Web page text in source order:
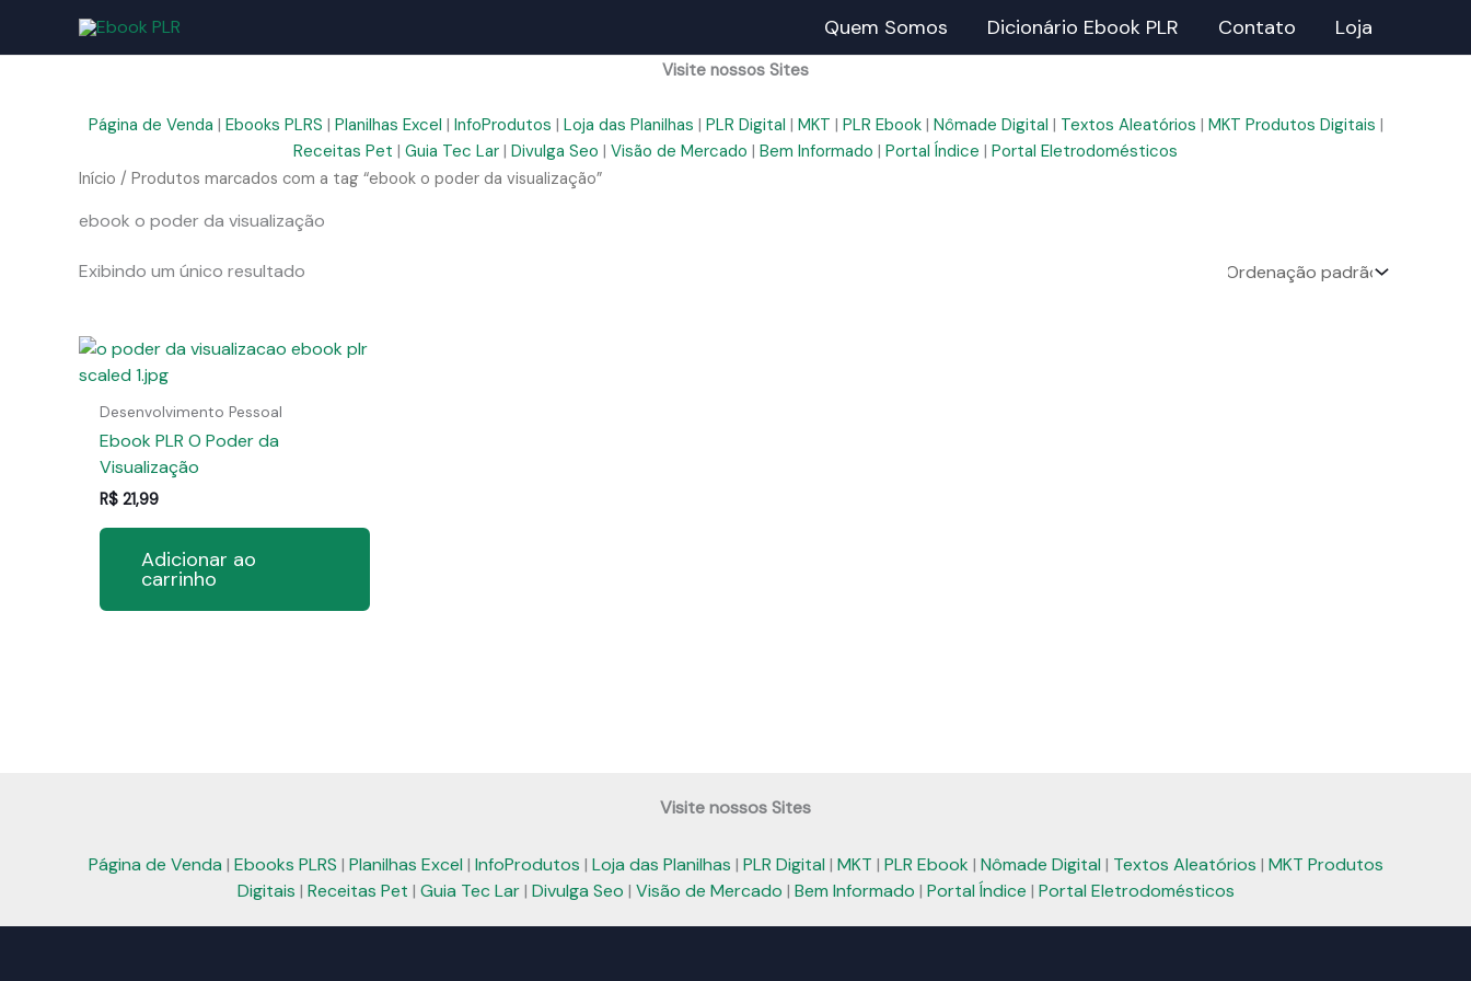
Quem Somos Dicionário Ebook PLR Contato Loja
Visite nossos Sites
Página de Venda | Ebooks PLRS | Planilhas Excel | InfoProdutos | Loja das Planilhas | PLR Digital | MKT | PLR Ebook| Nômade Digital | Textos Aleatórios | MKT Produtos Digitais |
Receitas Pet | Guia Tec Lar | Divulga Seo | Visão de Mercado | Bem Informado | Portal Índice | Portal Eletrodomésticos
Início / Produtos marcados com a tag “ebook o poder da visualização”
ebook o poder da visualização
Exibindo um único resultado
Desenvolvimento Pessoal
Ebook PLR O Poder da
Visualização
R$ 21,99
Adicionar ao
carrinho
Visite nossos Sites
Página de Venda | Ebooks PLRS | Planilhas Excel | InfoProdutos | Loja das Planilhas | PLR Digital | MKT | PLR Ebook | Nômade Digital | Textos Aleatórios | MKT Produtos
Digitais | Receitas Pet | Guia Tec Lar| Divulga Seo | Visão de Mercado | Bem Informado | Portal Índice | Portal Eletrodomésticos